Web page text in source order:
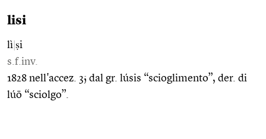
lisi
lì ṣi
s.f.inv.
1828 nell'accez. 3; dal gr. lúsis “scioglimento”, der. di
lúō “sciolgo”.